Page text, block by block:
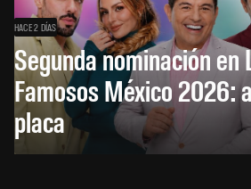
HACE 2 DÍAS
Segunda nominación en
Famosos México 2026:
placa